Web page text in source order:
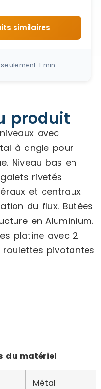
similaires
1 min
produit
avec
à angle pour
Niveau bas en
rivetés
et centraux
du flux. Butées
en Aluminium.
platine avec 2
pivotantes
du matériel
Métal